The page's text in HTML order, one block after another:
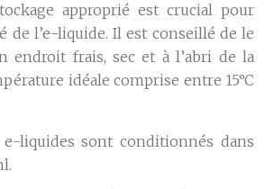
approprié est crucial pour
de l’e-liquide. Il est conseillé de le
endroit frais, sec et à l’abri de la
idéale comprise entre 15°C
liquides sont conditionnés dans